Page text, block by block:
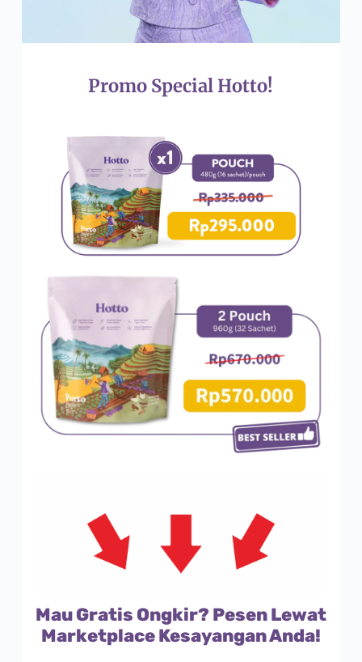
Promo Special Hotto!
Mau Gratis Ongkir? Pesen Lewat
Marketplace Kesayangan Anda!